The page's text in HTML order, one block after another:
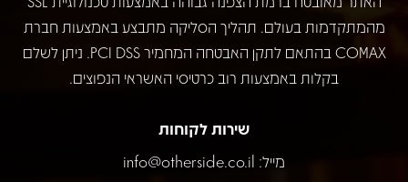
מהמתקדמות בעולם. תהליך הסליקה מתבצע באמצעות חברת
COMAX בהתאם לתקן האבטחה המחמיר PCI DSS. ניתן לשלם
בקלות באמצעות רוב כרטיסי האשראי הנפוצים.
שירות לקוחות
מייל: info@otherside.co.il